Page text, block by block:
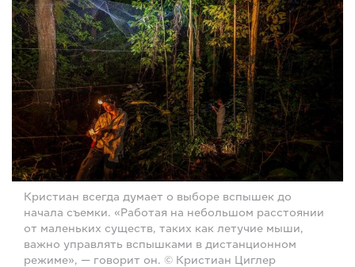
Кристиан всегда думает о выборе вспышек до
начала съемки. «Работая на небольшом расстоянии
от маленьких существ, таких как летучие мыши,
важно управлять вспышками в дистанционном
режиме», — говорит он. © Кристиан Циглер